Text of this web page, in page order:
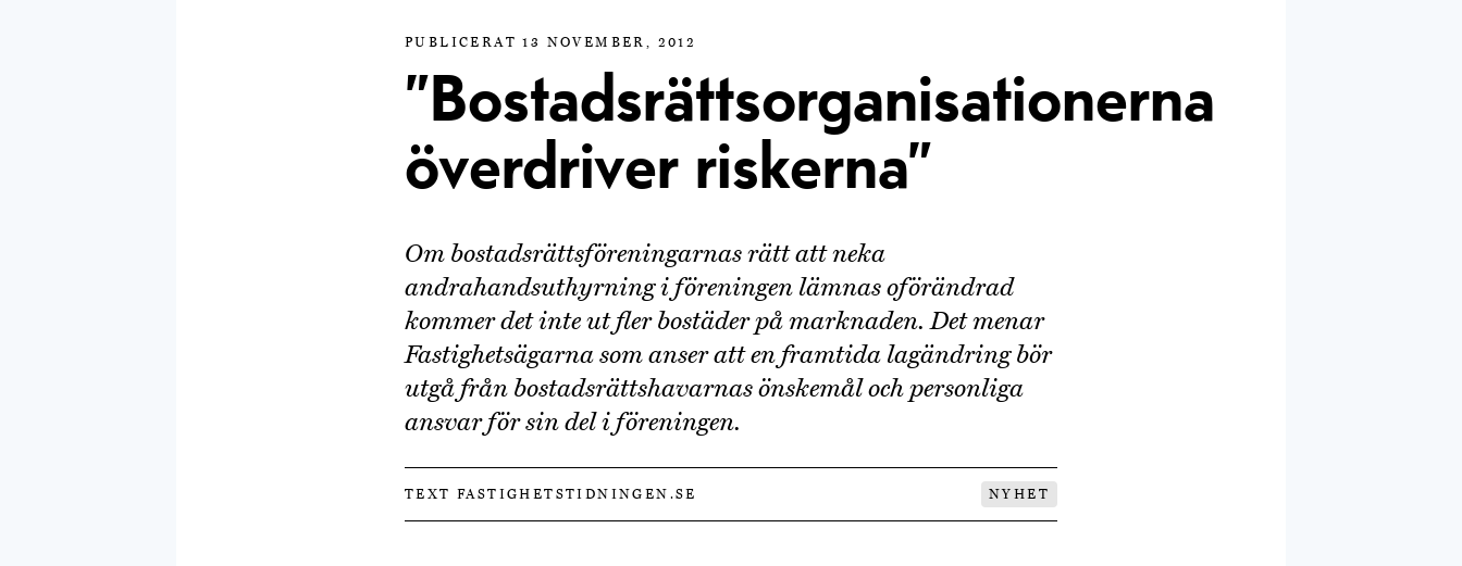
PUBLICERAT 13 NOVEMBER, 2012
”Bostadsrättsorganisationerna
överdriver riskerna”
Om bostadsrättsföreningarnas rätt att neka
andrahandsuthyrning i föreningen lämnas oförändrad
kommer det inte ut fler bostäder på marknaden. Det menar
Fastighetsägarna som anser att en framtida lagändring bör
utgå från bostadsrättshavarnas önskemål och personliga
ansvar för sin del i föreningen.
TEXT FASTIGHETSTIDNINGEN.SE NYHET